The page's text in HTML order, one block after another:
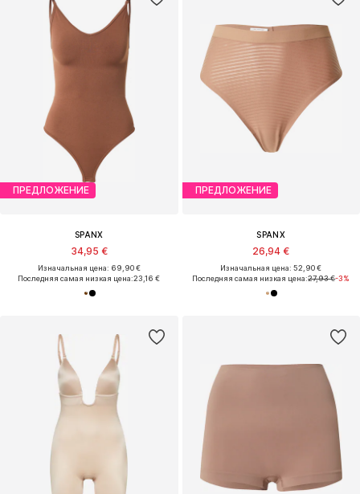
ПРЕДЛОЖЕНИЕ
SPANX
34,95 €
Изначальная цена: 69,90 €
Последняя самая низкая цена:23,16 €
ПРЕДЛОЖЕНИЕ
SPANX
26,94 €
Изначальная цена: 52,90 €
Последняя самая низкая цена:27,93 €-3%